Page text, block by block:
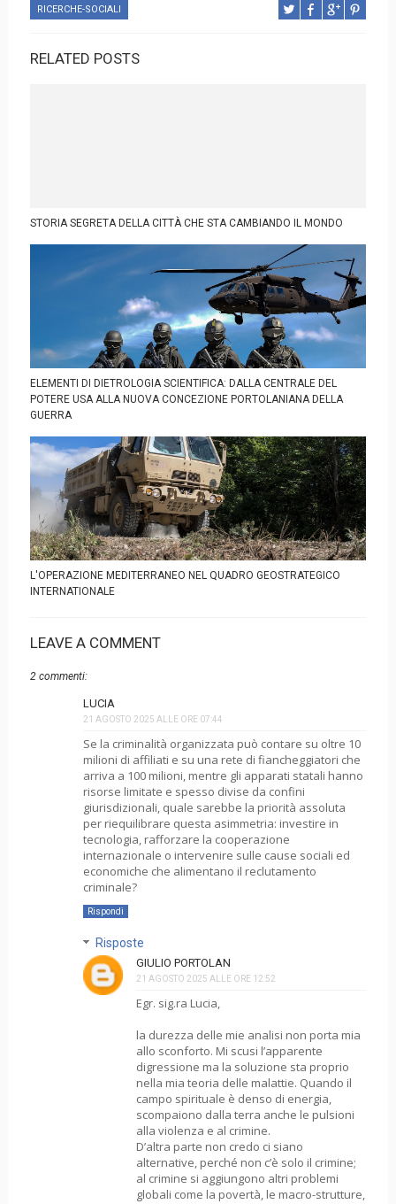
RICERCHE-SOCIALI
RELATED POSTS
STORIA SEGRETA DELLA CITTÀ CHE STA CAMBIANDO IL MONDO
ELEMENTI DI DIETROLOGIA SCIENTIFICA: DALLA CENTRALE DEL
POTERE USA ALLA NUOVA CONCEZIONE PORTOLANIANA DELLA
GUERRA
L'OPERAZIONE MEDITERRANEO NEL QUADRO GEOSTRATEGICO
INTERNATIONALE
LEAVE A COMMENT
2 commenti:
LUCIA
21 AGOSTO 2025 ALLE ORE 07:44
Se la criminalità organizzata può contare su oltre 10
milioni di affiliati e su una rete di fiancheggiatori che
arriva a 100 milioni, mentre gli apparati statali hanno
risorse limitate e spesso divise da confini
giurisdizionali, quale sarebbe la priorità assoluta
per riequilibrare questa asimmetria: investire in
tecnologia, rafforzare la cooperazione
internazionale o intervenire sulle cause sociali ed
economiche che alimentano il reclutamento
criminale?
Rispondi
Risposte
GIULIO PORTOLAN
21 AGOSTO 2025 ALLE ORE 12:52
Egr. sig.ra Lucia,
la durezza delle mie analisi non porta mia
allo sconforto. Mi scusi l’apparente
digressione ma la soluzione sta proprio
nella mia teoria delle malattie. Quando il
campo spirituale è denso di energia,
scompaiono dalla terra anche le pulsioni
alla violenza e al crimine.
D’altra parte non credo ci siano
alternative, perché non c’è solo il crimine;
al crimine si aggiungono altri problemi
globali come la povertà, le macro-strutture,